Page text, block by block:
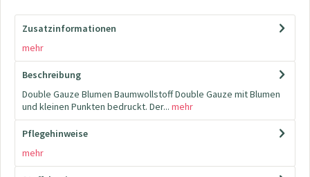
Zusatzinformationen
mehr
Beschreibung
Double Gauze Blumen Baumwollstoff Double Gauze mit Blumen
und kleinen Punkten bedruckt. Der... mehr
Pflegehinweise
mehr